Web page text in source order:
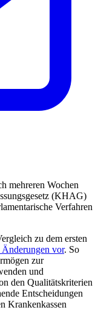
mehreren Wochen
(KHAG)
Verfahren
zu dem ersten
vor. So
zur
und
den Qualitätskriterien
Entscheidungen
Krankenkassen